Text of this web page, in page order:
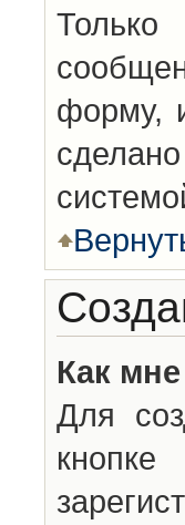
Только
форму,
Как
Для